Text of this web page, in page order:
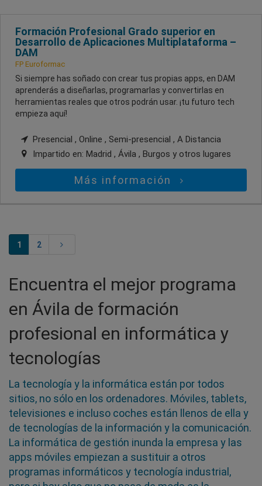
Formación Profesional Grado superior en
Desarrollo de Aplicaciones Multiplataforma –
DAM
FP Euroformac
Si siempre has soñado con crear tus propias apps, en DAM
aprenderás a diseñarlas, programarlas y convertirlas en
herramientas reales que otros podrán usar. ¡tu futuro tech
empieza aquí!
Presencial , Online , Semi-presencial , A Distancia
Impartido en: Madrid , Ávila , Burgos y otros lugares
Más información
1 2
Encuentra el mejor programa
en Ávila de formación
profesional en informática y
tecnologías
La tecnología y la informática están por todos
sitios, no sólo en los ordenadores. Móviles, tablets,
televisiones e incluso coches están llenos de ella y
de tecnologías de la información y la comunicación.
La informática de gestión inunda la empresa y las
apps móviles empiezan a sustituir a otros
programas informáticos y tecnología industrial,